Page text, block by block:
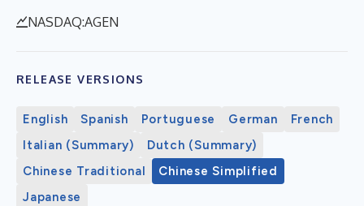
NASDAQ:AGEN
RELEASE VERSIONS
English Spanish Portuguese German
French
Italian (Summary)
Dutch (Summary)
Chinese Traditional
Chinese Simplified
Japanese